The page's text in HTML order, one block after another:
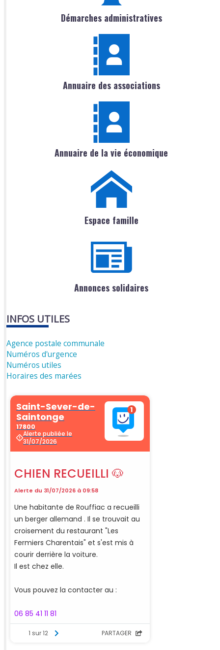
Démarches administratives
Annuaire des associations
Annuaire de la vie économique
Espace famille
Annonces solidaires
INFOS UTILES
Agence postale communale
Numéros d'urgence
Numéros utiles
Horaires des marées